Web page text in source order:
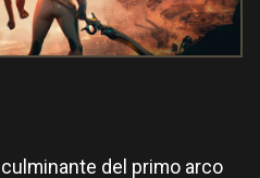
del primo arco